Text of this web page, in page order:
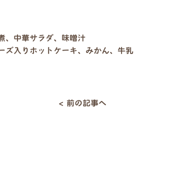
、中華サラダ、味噌汁
ズ入りホットケーキ、みかん、牛乳
< 前の記事へ